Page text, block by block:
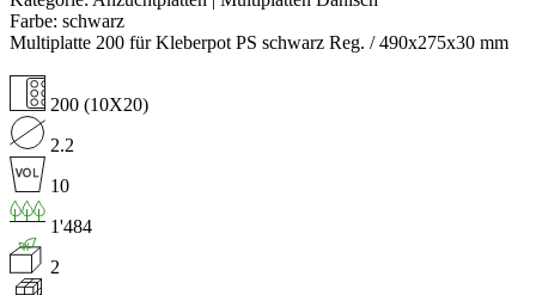
Farbe: schwarz
Multiplatte 200 für Kleberpot PS schwarz Reg. / 490x275x30 mm
200 (10X20)
2.2
10
1'484
2